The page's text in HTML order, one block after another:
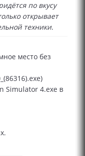
по вкусу
открывает
техники.
место без
Simulator 4.exe в